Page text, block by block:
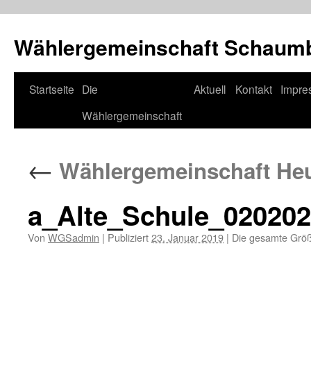
Wählergemeinschaft
Zum
Startseite Die
Wählergemeinschaft
Aktuell Kontakt
← Wählergemeinschaft
Von WGSadmin | Publiziert23. Januar 2019 | Die gesamte